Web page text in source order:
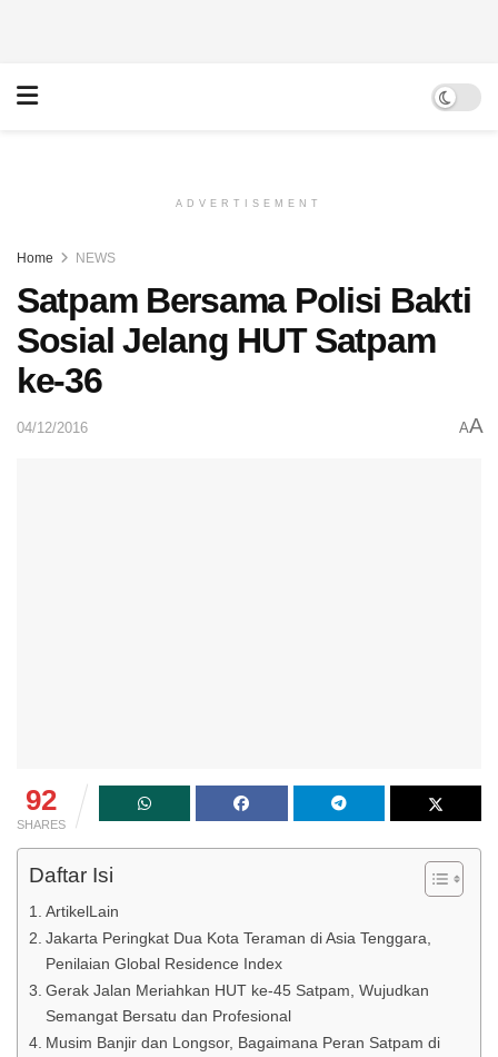
ADVERTISEMENT
Home NEWS
Satpam Bersama Polisi Bakti
Sosial Jelang HUT Satpam
ke-36
04/12/2016 AA
92
SHARES
Daftar Isi
ArtikelLain
Jakarta Peringkat Dua Kota Teraman di Asia Tenggara,
Penilaian Global Residence Index
Gerak Jalan Meriahkan HUT ke-45 Satpam, Wujudkan
Semangat Bersatu dan Profesional
Musim Banjir dan Longsor, Bagaimana Peran Satpam di